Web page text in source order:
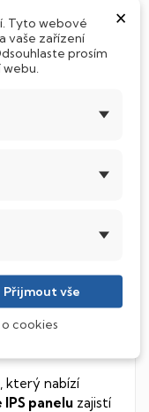
HDD
pohyblivými
elektronické
osvítí jednotlivé
temné noci,
Váš zrak.
, který nabízí
panelu zajistí
×
Tyto webové
vaše zařízení
prosím
Přijmout vše
cookies